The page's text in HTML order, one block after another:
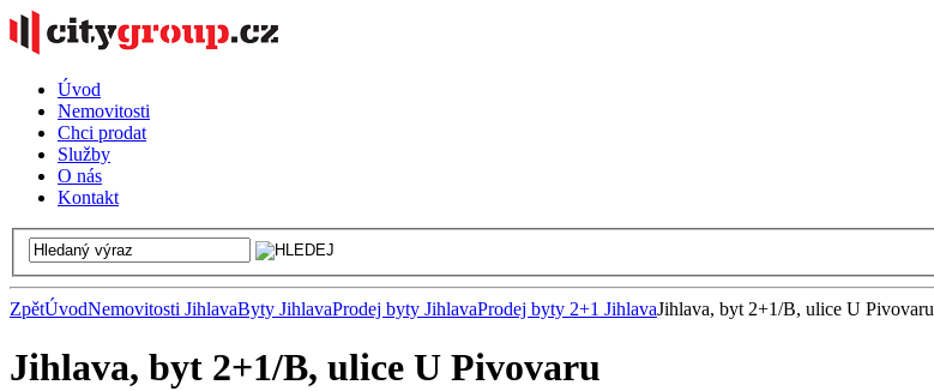
Úvod
Nemovitosti
Chci prodat
Služby
O nás
Kontakt
ZpětÚvodNemovitosti JihlavaByty JihlavaProdej byty JihlavaProdej byty 2+1 JihlavaJihlava, byt 2+1/B, ulice U Pivovaru
Jihlava, byt 2+1/B, ulice U Pivovaru